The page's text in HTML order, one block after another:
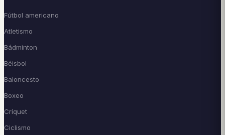
Fútbol americano
Atletismo
Bádminton
Béisbol
Baloncesto
Boxeo
Críquet
Ciclismo